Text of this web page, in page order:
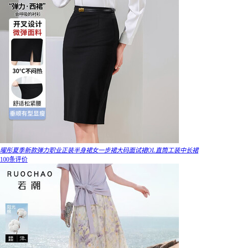
曜彤夏季新款弹力职业正装半身裙女一步裙大码面试裙OL直筒工装中长裙
100条评价